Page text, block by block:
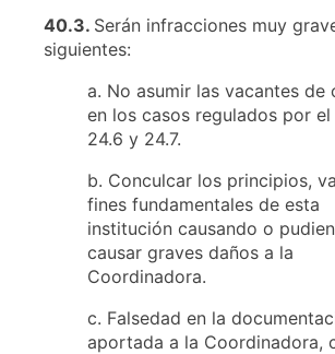
40.3. Serán infracciones muy
siguientes:
a. No asumir las vacantes de
en los casos regulados por
24.6 y 24.7.
b. Conculcar los principios,
fines fundamentales de esta
institución causando o
causar graves daños a la
Coordinadora.
c. Falsedad en la
aportada a la Coordinadora,